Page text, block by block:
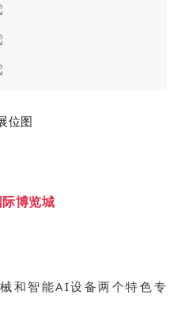
位图
博览城
和智能AI设备两个特色专